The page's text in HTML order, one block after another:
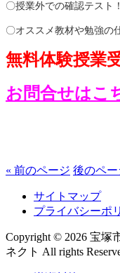
〇授業外での確認テスト！
〇オススメ教材や勉強の
無料体験授業
お問合せはこ
« 前のページ 後のペー
サイトマップ
プライバシーポ
Copyright © 2026 宝塚
ネクト All rights